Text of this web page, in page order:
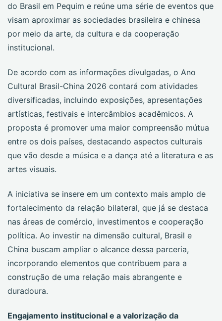
do Brasil em Pequim e reúne uma série de eventos que
visam aproximar as sociedades brasileira e chinesa
por meio da arte, da cultura e da cooperação
institucional.
De acordo com as informações divulgadas, o Ano
Cultural Brasil-China 2026 contará com atividades
diversificadas, incluindo exposições, apresentações
artísticas, festivais e intercâmbios acadêmicos. A
proposta é promover uma maior compreensão mútua
entre os dois países, destacando aspectos culturais
que vão desde a música e a dança até a literatura e as
artes visuais.
A iniciativa se insere em um contexto mais amplo de
fortalecimento da relação bilateral, que já se destaca
nas áreas de comércio, investimentos e cooperação
política. Ao investir na dimensão cultural, Brasil e
China buscam ampliar o alcance dessa parceria,
incorporando elementos que contribuem para a
construção de uma relação mais abrangente e
duradoura.
Engajamento institucional e a valorização da